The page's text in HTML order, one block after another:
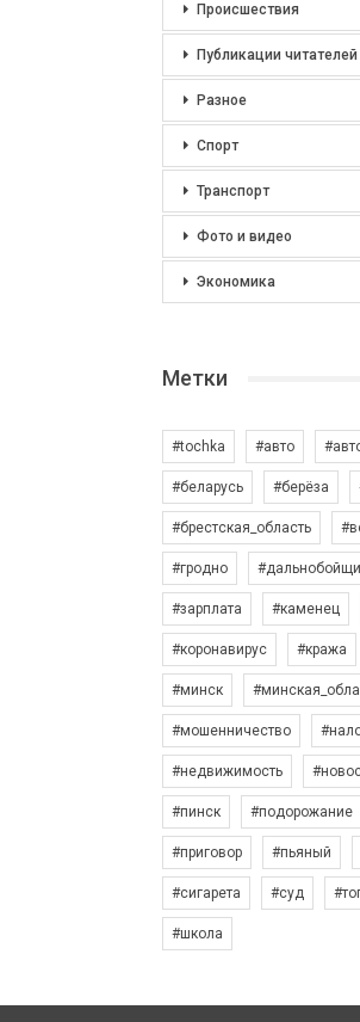
Происшествия
Публикации читателей
Разное
Спорт
Транспорт
Фото и видео
Экономика
Метки
#tochka #авто
#беларусь #берёза
#брестская_область
#гродно
#зарплата #каменец
#коронавирус #кража
#минск
#мошенничество
#недвижимость
#пинск #подорожание
#приговор #пьяный
#сигарета #суд
#школа